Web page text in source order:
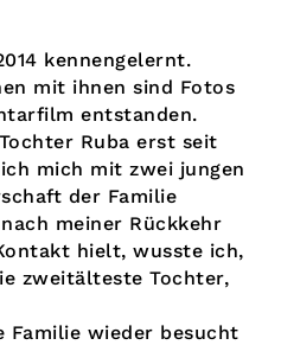
kennengelernt.
mit ihnen sind Fotos
entstanden.
Ruba erst seit
mich mit zwei jungen
der Familie
meiner Rückkehr
hielt, wusste ich,
zweitälteste Tochter,
Familie wieder besucht